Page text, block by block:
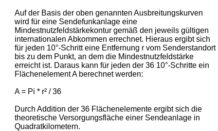
Auf der Basis der oben genannten Ausbreitungskurven
wird für eine Sendefunkanlage eine
Mindestnutzfeldstärkekontur gemäß den jeweils gültigen
internationalen Abkommen errechnet. Hieraus ergibt sich
für jeden 10°-Schritt eine Entfernung r vom Senderstandort
bis zu dem Punkt, an dem die Mindestnutzfeldstärke
erreicht ist. Daraus kann für jeden der 36 10°-Schritte ein
Flächenelement A berechnet werden:
A = Pi * r² / 36
Durch Addition der 36 Flächenelemente ergibt sich die
theoretische Versorgungsfläche einer Sendeanlage in
Quadratkilometern.